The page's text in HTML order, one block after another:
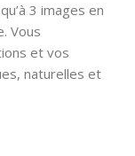
3 images en
Vous
et vos
naturelles et